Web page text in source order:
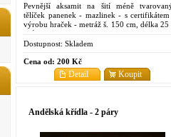
Pevnější aksamit na šití méně
tělíček panenek - mazlinek - s
výrobu hraček - metráž š. 150 cm, délka 25
- různé barvy
Dostupnost: Skladem
Cena od: 200 Kč
Koupit
Detail
Andělská křídla - 2 páry